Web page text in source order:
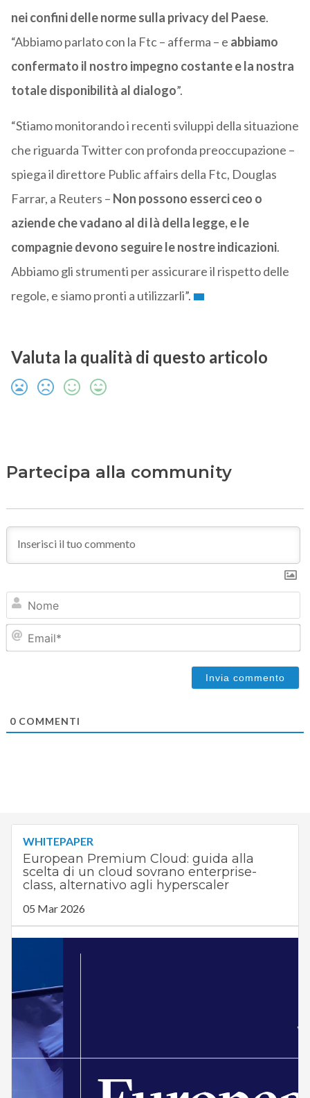
nei confini delle norme sulla privacy del Paese.
“Abbiamo parlato con la Ftc – afferma – e abbiamo
confermato il nostro impegno costante e la nostra
totale disponibilità al dialogo”.
“Stiamo monitorando i recenti sviluppi della situazione
che riguarda Twitter con profonda preoccupazione –
spiega il direttore Public affairs della Ftc, Douglas
Farrar, a Reuters – Non possono esserci ceo o
aziende che vadano al di là della legge, e le
compagnie devono seguire le nostre indicazioni.
Abbiamo gli strumenti per assicurare il rispetto delle
regole, e siamo pronti a utilizzarli”.
Valuta la qualità di questo articolo
Partecipa alla community
0COMMENTI
WHITEPAPER
European Premium Cloud: guida alla
scelta di un cloud sovrano enterprise-
class, alternativo agli hyperscaler
05 Mar 2026